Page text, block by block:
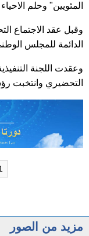
المئويين" وحلم
وقبل عقد الاجتماع
الدائمة للمجلس
وعقدت اللجنة
التحضيري وانتخبت
مزيد من الصور